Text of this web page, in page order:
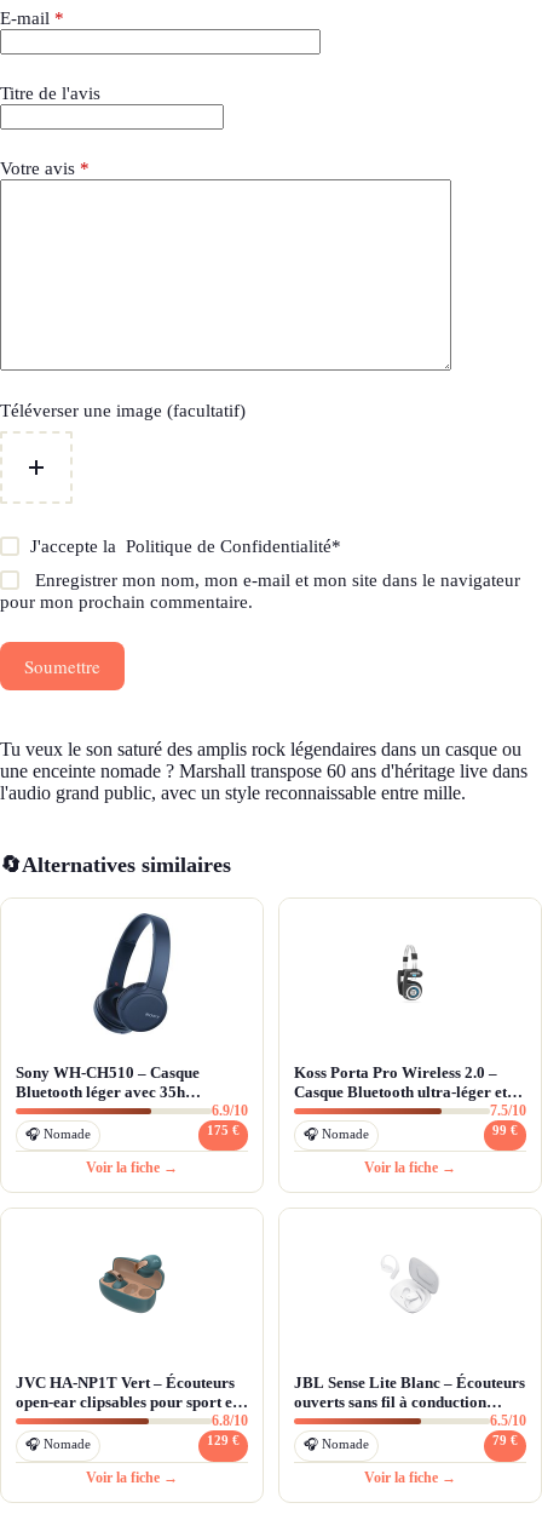
E-mail *
Titre de l'avis
Votre avis *
Téléverser une image (facultatif)
J'accepte laPolitique de Confidentialité*
Enregistrer mon nom, mon e-mail et mon site dans le navigateur
pour mon prochain commentaire.
Soumettre
Tu veux le son saturé des amplis rock légendaires dans un casque ou
une enceinte nomade ? Marshall transpose 60 ans d'héritage live dans
l'audio grand public, avec un style reconnaissable entre mille.
🔄Alternatives similaires
Sony WH-CH510 – Casque
Bluetooth léger avec 35h
d'autonomie
6.9/10
🎧 Nomade 175 €
Voir la fiche →
Koss Porta Pro Wireless 2.0 –
Casque Bluetooth ultra-léger et
pliable
7.5/10
🎧 Nomade 99 €
Voir la fiche →
JVC HA-NP1T Vert – Écouteurs
open-ear clipsables pour sport et
quotidien
6.8/10
🎧 Nomade 129 €
Voir la fiche →
JBL Sense Lite Blanc – Écouteurs
ouverts sans fil à conduction
aérienne
6.5/10
🎧 Nomade 79 €
Voir la fiche →